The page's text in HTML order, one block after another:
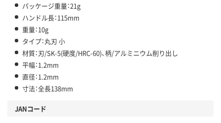
パッケージ重量：21g
ハンドル長：115mm
重量：10g
タイプ：丸刃 小
材質：刃/SK-5(硬度/HRC-60)、柄/アルミニウム削り出し
平幅：1.2mm
直径：1.2mm
寸法：全長138mm
JANコード